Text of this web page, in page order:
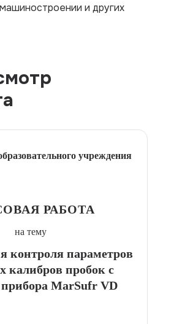
и других
учреждения
РАБОТА
на тему
контроля параметров
калибров пробок с
MarSufr VD